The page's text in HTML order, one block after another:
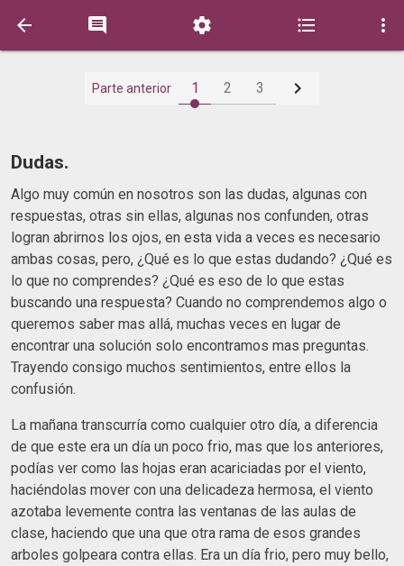
    
Parte anterior 1 2 3 
Dudas.
Algo muy común en nosotros son las dudas, algunas con
respuestas, otras sin ellas, algunas nos confunden, otras
logran abrirnos los ojos, en esta vida a veces es necesario
ambas cosas, pero, ¿Qué es lo que estas dudando? ¿Qué es
lo que no comprendes? ¿Qué es eso de lo que estas
buscando una respuesta? Cuando no comprendemos algo o
queremos saber mas allá, muchas veces en lugar de
encontrar una solución solo encontramos mas preguntas.
Trayendo consigo muchos sentimientos, entre ellos la
confusión.
La mañana transcurría como cualquier otro día, a diferencia
de que este era un día un poco frio, mas que los anteriores,
podías ver como las hojas eran acariciadas por el viento,
haciéndolas mover con una delicadeza hermosa, el viento
azotaba levemente contra las ventanas de las aulas de
clase, haciendo que una que otra rama de esos grandes
arboles golpeara contra ellas. Era un día frio, pero muy bello,